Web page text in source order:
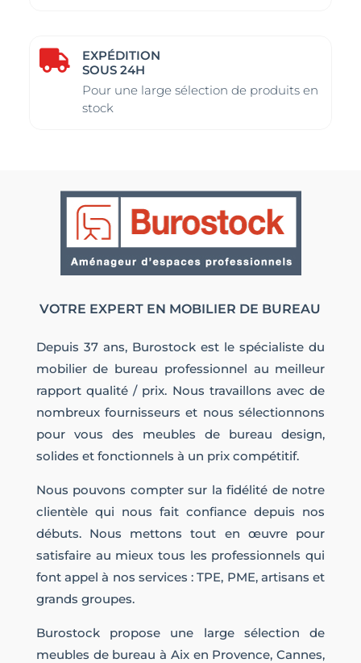

EXPÉDITION
SOUS 24H
Pour une large sélection de produits en
stock
VOTRE EXPERT EN MOBILIER DE BUREAU
Depuis 37 ans, Burostock est le spécialiste du
mobilier de bureau professionnel au meilleur
rapport qualité / prix. Nous travaillons avec de
nombreux fournisseurs et nous sélectionnons
pour vous des meubles de bureau design,
solides et fonctionnels à un prix compétitif.
Nous pouvons compter sur la fidélité de notre
clientèle qui nous fait confiance depuis nos
débuts. Nous mettons tout en œuvre pour
satisfaire au mieux tous les professionnels qui
font appel à nos services : TPE, PME, artisans et
grands groupes.
Burostock propose une large sélection de
meubles de bureau à Aix en Provence, Cannes,